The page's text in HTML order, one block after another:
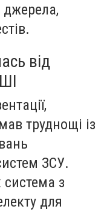
від
труднощі із
ЗСУ.
з
для